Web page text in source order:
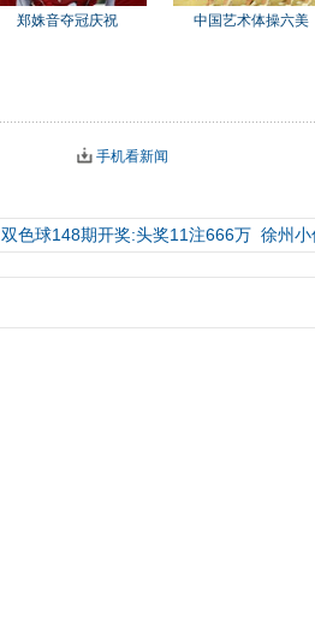
郑姝音夺冠庆祝 中国艺术体操六美
手机看新闻
双色球148期开奖:头奖11注666万 徐州